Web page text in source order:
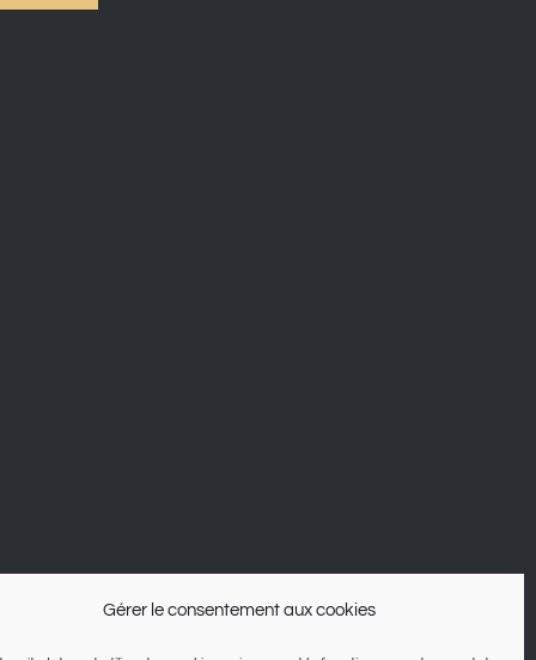
Gérer le consentement aux cookies